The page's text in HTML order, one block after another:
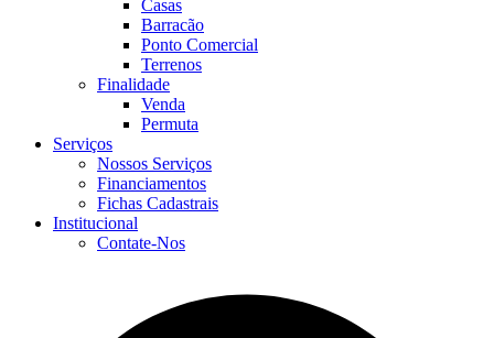
Casas
Barracão
Ponto Comercial
Terrenos
Finalidade
Venda
Permuta
Serviços
Nossos Serviços
Financiamentos
Fichas Cadastrais
Institucional
Contate-Nos